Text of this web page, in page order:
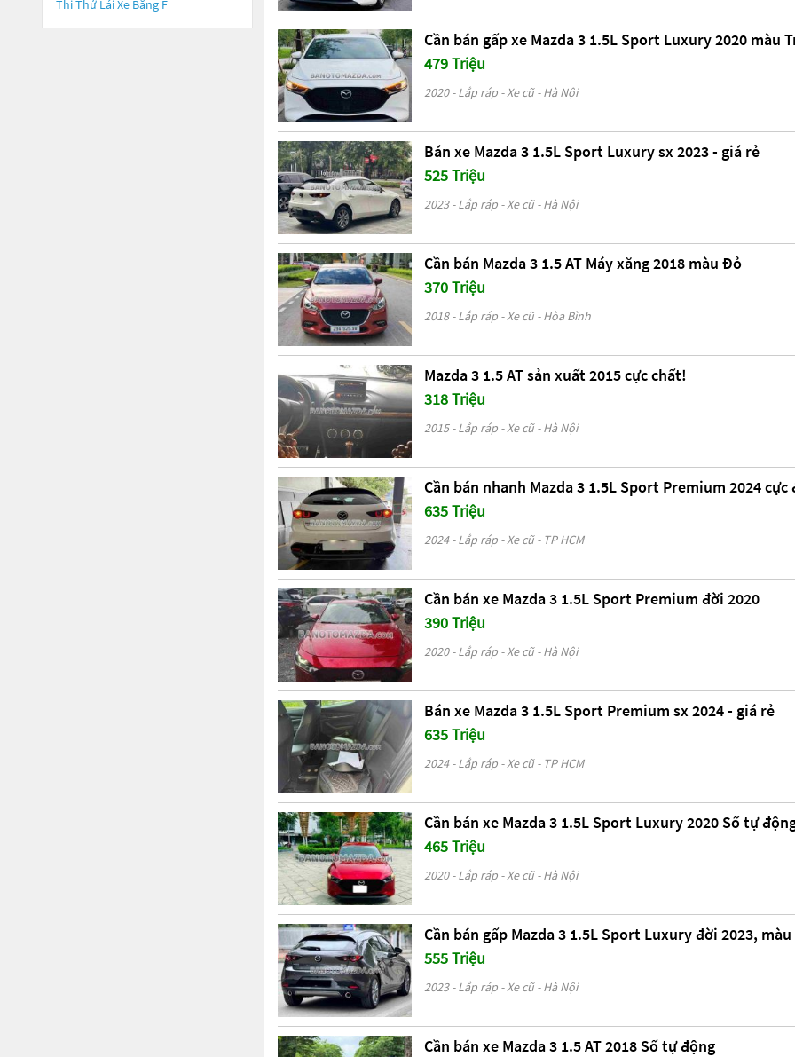
Thi Thử Lái Xe Bằng F
Cần bán gấp xe Mazda 3 1.5L Sport Luxury 2020 màu
479 Triệu
2020 - Lắp ráp - Xe cũ - Hà Nội
Bán xe Mazda 3 1.5L Sport Luxury sx 2023 - giá rẻ
525 Triệu
2023 - Lắp ráp - Xe cũ - Hà Nội
Cần bán Mazda 3 1.5 AT Máy xăng 2018 màu Đỏ
370 Triệu
2018 - Lắp ráp - Xe cũ - Hòa Bình
Mazda 3 1.5 AT sản xuất 2015 cực chất!
318 Triệu
2015 - Lắp ráp - Xe cũ - Hà Nội
Cần bán nhanh Mazda 3 1.5L Sport Premium 2024 cực
635 Triệu
2024 - Lắp ráp - Xe cũ - TP HCM
Cần bán xe Mazda 3 1.5L Sport Premium đời 2020
390 Triệu
2020 - Lắp ráp - Xe cũ - Hà Nội
Bán xe Mazda 3 1.5L Sport Premium sx 2024 - giá rẻ
635 Triệu
2024 - Lắp ráp - Xe cũ - TP HCM
Cần bán xe Mazda 3 1.5L Sport Luxury 2020 Số tự
465 Triệu
2020 - Lắp ráp - Xe cũ - Hà Nội
Cần bán gấp Mazda 3 1.5L Sport Luxury đời 2023, màu
555 Triệu
2023 - Lắp ráp - Xe cũ - Hà Nội
Cần bán xe Mazda 3 1.5 AT 2018 Số tự động